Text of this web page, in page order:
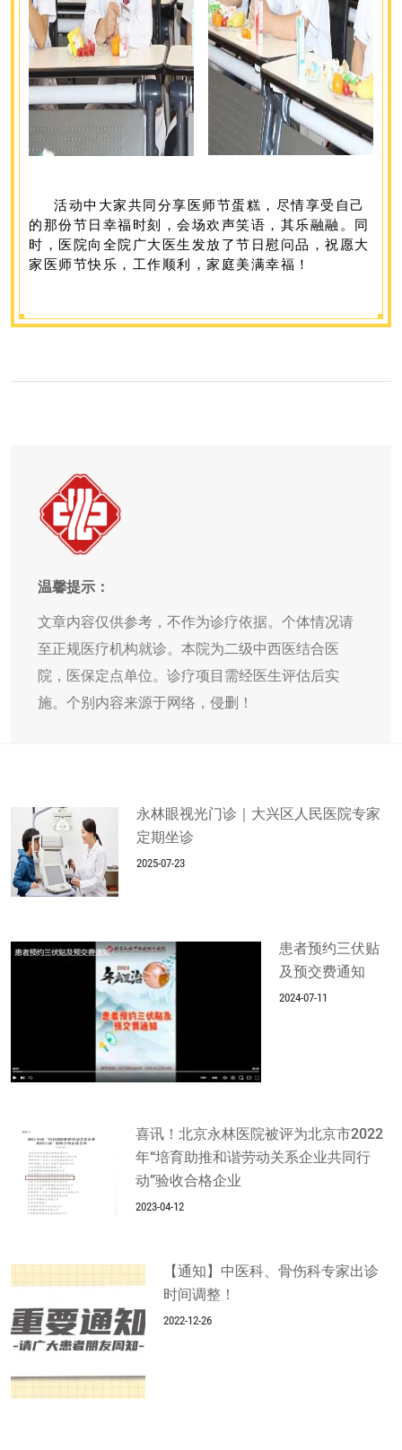
活动中 大家共同分享医师节蛋糕，尽情享受自己
的那份节日幸福时刻，会场欢声笑语，其乐融融。同
时 ，医院向全院广大医生发放了节日慰问品，祝愿大
家医师节快乐，工作顺利，家庭美满幸福！
温馨提示：
文章内容仅供参考，不作为诊疗依据。个体情况请
至正规医疗机构就诊。本院为二级中西医结合医
院，医保定点单位。诊疗项目需经医生评估后实
施。个别内容来源于网络，侵删！
永林眼视光门诊｜大兴区人民医院专家
定期坐诊
2025-07-23
患者预约三伏贴
及预交费通知
2024-07-11
喜讯！北京永林医院被评为北京市2022
年“培育助推和谐劳动关系企业共同行
动”验收合格企业
2023-04-12
【通知】中医科、骨伤科专家出诊
时间调整！
2022-12-26